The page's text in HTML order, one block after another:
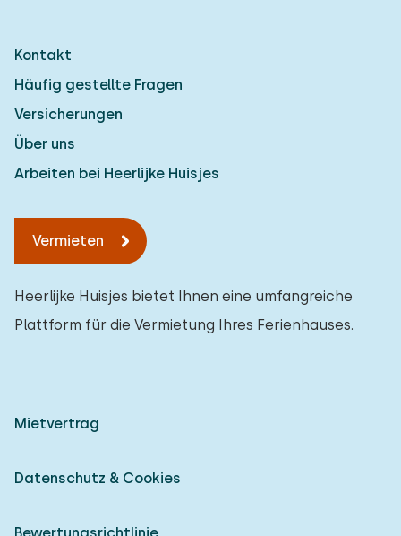
Kontakt
Häufig gestellte Fragen
Versicherungen
Über uns
Arbeiten bei Heerlijke Huisjes
Vermieten
Heerlijke Huisjes bietet Ihnen eine umfangreiche
Plattform für die Vermietung Ihres Ferienhauses.
Mietvertrag
Datenschutz & Cookies